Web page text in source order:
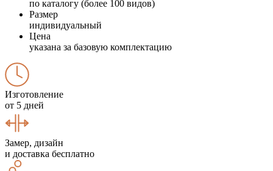
по каталогу (более 100 видов)
Размер
индивидуальный
Цена
указана за базовую комплектацию
Изготовление
от 5 дней
Замер, дизайн
и доставка бесплатно